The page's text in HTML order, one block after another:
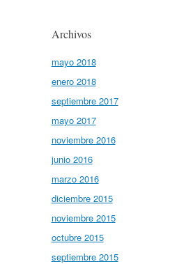
Archivos
mayo 2018
enero 2018
septiembre 2017
mayo 2017
noviembre 2016
junio 2016
marzo 2016
diciembre 2015
noviembre 2015
octubre 2015
septiembre 2015